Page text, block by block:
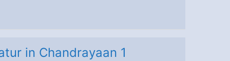
in Chandrayaan 1